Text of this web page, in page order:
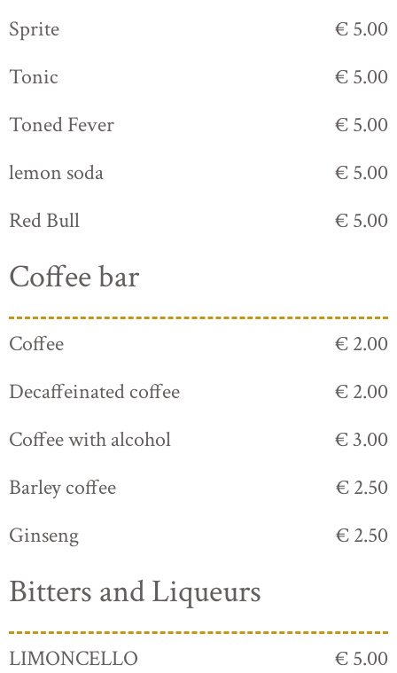
Sprite
€ 5.00
Tonic
€ 5.00
Toned Fever
€ 5.00
lemon soda
€ 5.00
Red Bull
€ 5.00
Coffee bar
Coffee
€ 2.00
Decaffeinated coffee
€ 2.00
Coffee with alcohol
€ 3.00
Barley coffee
€ 2.50
Ginseng
€ 2.50
Bitters and Liqueurs
LIMONCELLO € 5.00